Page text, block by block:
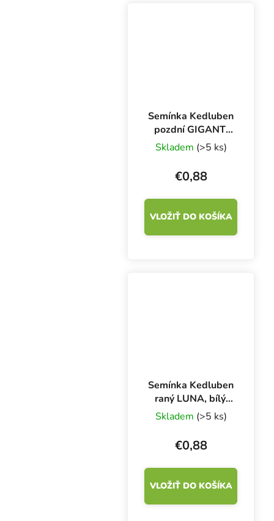
Semínka Kedluben
pozdní GIGANT,
bílý, 250 s
Skladem (>5 ks)
€0,88
VLOŽIŤ DO KOŠÍKA
Semínka Kedluben
raný LUNA, bílý,
250 s
Skladem (>5 ks)
€0,88
VLOŽIŤ DO KOŠÍKA